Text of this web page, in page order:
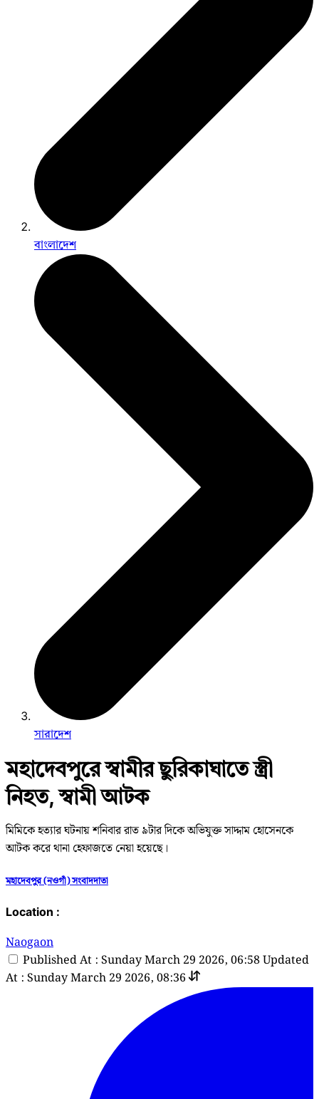
বাংলাদেশ
সারাদেশ
মহাদেবপুরে স্বামীর ছুরিকাঘাতে স্ত্রী
নিহত, স্বামী আটক
মিমিকে হত্যার ঘটনায় শনিবার রাত ৯টার দিকে অভিযুক্ত সাদ্দাম হোসেনকে
আটক করে থানা হেফাজতে নেয়া হয়েছে।
মহাদেবপুর (নওগাঁ) সংবাদদাতা
Location :
Naogaon
Published At : Sunday March 29 2026, 06:58Updated
At : Sunday March 29 2026, 08:36